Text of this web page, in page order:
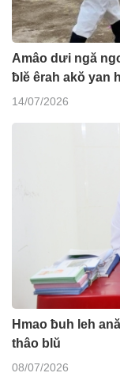
Amâo dưi ngă
ƀlĕ êrah akŏ yan
14/07/2026
Hmao ƀuh leh
thâo blŭ
08/07/2026